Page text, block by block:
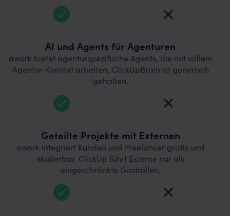
AI und Agents für Agenturen
awork bietet agenturspezifische Agents, die mit vollem
Agentur-Kontext arbeiten. ClickUpBrain ist generisch
gehalten.
Geteilte Projekte mit Externen
awork integriert Kunden und Freelancer gratis und
skalierbar. ClickUp führt Externe nur als
eingeschränkte Gastrollen.